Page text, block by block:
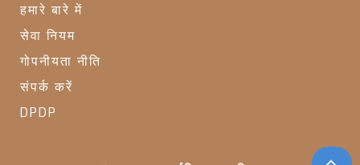
हमारे बारे में
सेवा नियम
गोपनीयता नीति
संपर्क करें
DPDP